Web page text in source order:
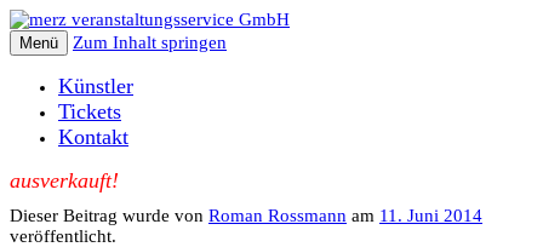
Menü Zum Inhalt springen
Künstler
Tickets
Kontakt
ausverkauft!
Dieser Beitrag wurde von Roman Rossmann am 11. Juni 2014
veröffentlicht.